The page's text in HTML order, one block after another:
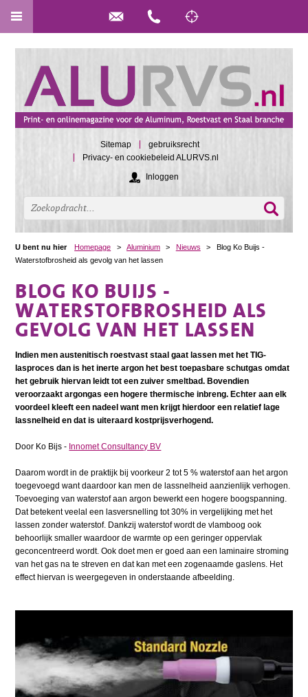
Sitemap
gebruiksrecht
Privacy- en cookiebeleid ALURVS.nl
Inloggen
U bent nu hier Homepage > Aluminium > Nieuws >
Blog Ko Buijs -
Waterstofbrosheid als gevolg van het lassen
BLOG KO BUIJS -
WATERSTOFBROSHEID ALS
GEVOLG VAN HET LASSEN
Indien men austenitisch roestvast staal gaat lassen met het TIG-
lasproces dan is het inerte argon het best toepasbare schutgas omdat
het gebruik hiervan leidt tot een zuiver smeltbad. Bovendien
veroorzaakt argongas een hogere thermische inbreng. Echter aan elk
voordeel kleeft een nadeel want men krijgt hierdoor een relatief lage
lassnelheid en dat is uiteraard kostprijsverhogend.
Door Ko Bijs - Innomet Consultancy BV
Daarom wordt in de praktijk bij voorkeur 2 tot 5 % waterstof aan het argon
toegevoegd want daardoor kan men de lassnelheid aanzienlijk verhogen.
Toevoeging van waterstof aan argon bewerkt een hogere boogspanning.
Dat betekent veelal een lasversnelling tot 30% in vergelijking met het
lassen zonder waterstof. Dankzij waterstof wordt de vlamboog ook
behoorlijk smaller waardoor de warmte op een geringer oppervlak
geconcentreerd wordt. Ook doet men er goed aan een laminaire stroming
van het gas na te streven en dat kan met een zogenaamde gaslens. Het
effect hiervan is weergegeven in onderstaande afbeelding.